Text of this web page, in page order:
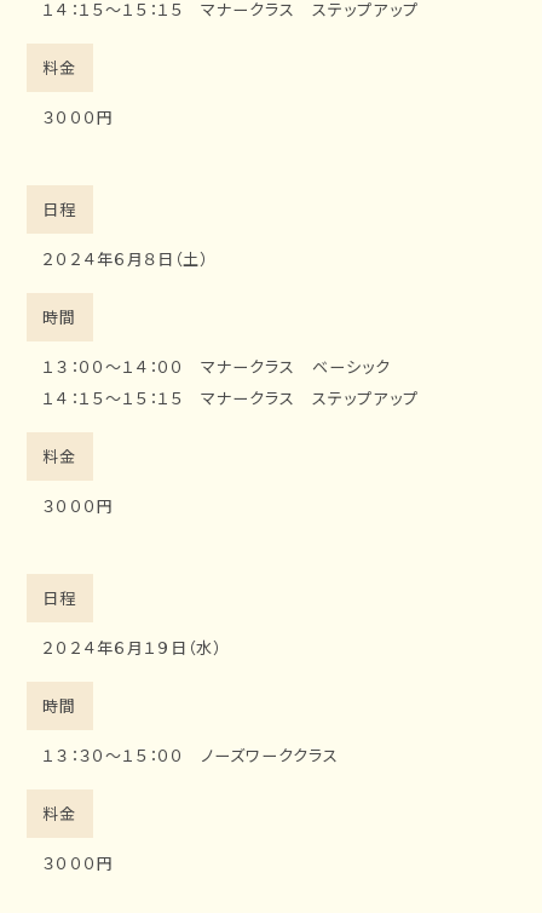
１４：１５～１５：１５ マナークラス ステップアップ
料金
３０００円
日程
２０２４年６月８日（土）
時間
１３：００～１４：００ マナークラス ベーシック
１４：１５～１５：１５ マナークラス ステップアップ
料金
３０００円
日程
２０２４年６月１９日（水）
時間
１３：３０～１５：００ ノーズワーククラス
料金
３０００円